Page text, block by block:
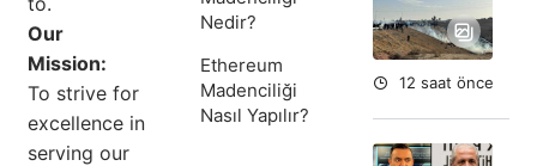
Our
Mission:
To strive for
excellence in
serving our
Nedir?
Ethereum
Madenciliği
Nasıl Yapılır?
12 saat önce